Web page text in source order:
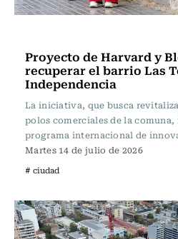
Proyecto de Harvard y
recuperar el barrio Las
Independencia
La iniciativa, que busca
polos comerciales de la
programa internacional de
Martes 14 de julio de 2026
# ciudad